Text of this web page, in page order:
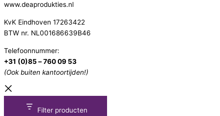
www.deaprodukties.nl
KvK Eindhoven 17263422
BTW nr. NL001686639B46
Telefoonnummer:
+31 (0)85 – 760 09 53
(Ook buiten kantoortijden!)
Filter producten